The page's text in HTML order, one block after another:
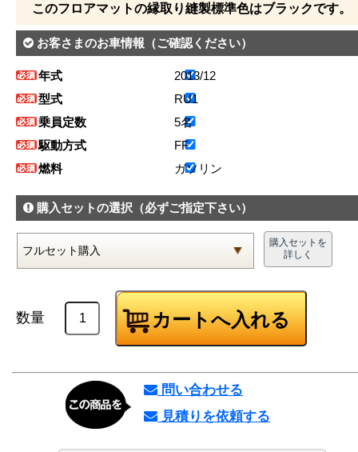
このフロアマットの縁取り縫製標準色はブラックです。
お客さまのお車情報 （ご確認ください）
年式
2013/12
型式
RU1
乗員定数
5名
駆動方式
FF
燃料
ガソリン
購入セットの選択 （必ずご指定下さい）
購入セットを
詳しく
数量
問い合わせる
見積りを依頼する